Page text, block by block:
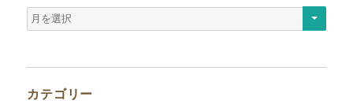
ア
ー
カテゴリー